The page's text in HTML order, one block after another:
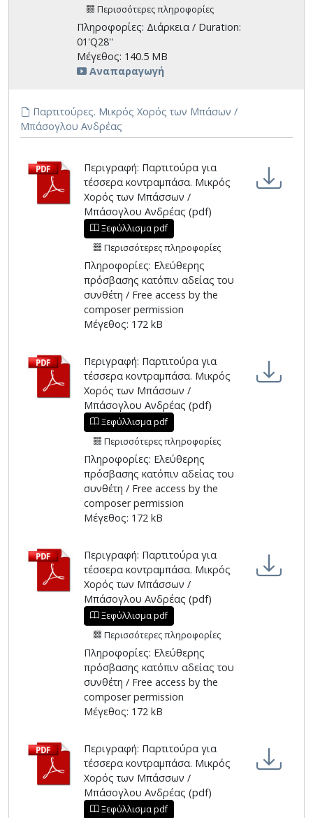
Περισσότερες πληροφορίες
Πληροφορίες: Διάρκεια / Duration:
01'Q28''
Μέγεθος: 140.5 MB
Αναπαραγωγή
Παρτιτούρες. Μικρός Χορός των Μπάσων /
Μπάσογλου Ανδρέας
Περιγραφή: Παρτιτούρα για
τέσσερα κοντραμπάσα. Μικρός
Χορός των Μπάσσων /
Μπάσογλου Ανδρέας (pdf)
Ξεφύλλισμα pdf
Περισσότερες πληροφορίες
Πληροφορίες: Ελεύθερης
πρόσβασης κατόπιν αδείας του
συνθέτη / Free access by the
composer permission
Μέγεθος: 172 kB
Περιγραφή: Παρτιτούρα για
τέσσερα κοντραμπάσα. Μικρός
Χορός των Μπάσσων /
Μπάσογλου Ανδρέας (pdf)
Ξεφύλλισμα pdf
Περισσότερες πληροφορίες
Πληροφορίες: Ελεύθερης
πρόσβασης κατόπιν αδείας του
συνθέτη / Free access by the
composer permission
Μέγεθος: 172 kB
Περιγραφή: Παρτιτούρα για
τέσσερα κοντραμπάσα. Μικρός
Χορός των Μπάσσων /
Μπάσογλου Ανδρέας (pdf)
Ξεφύλλισμα pdf
Περισσότερες πληροφορίες
Πληροφορίες: Ελεύθερης
πρόσβασης κατόπιν αδείας του
συνθέτη / Free access by the
composer permission
Μέγεθος: 172 kB
Περιγραφή: Παρτιτούρα για
τέσσερα κοντραμπάσα. Μικρός
Χορός των Μπάσσων /
Μπάσογλου Ανδρέας (pdf)
Ξεφύλλισμα pdf